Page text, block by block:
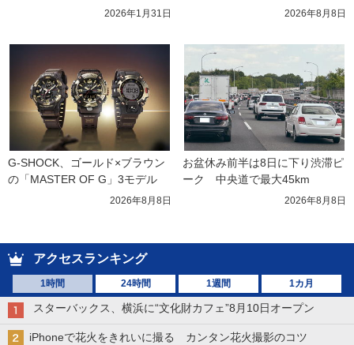
2026年1月31日 2026年8月8日
G-SHOCK、ゴールド×ブラウン
の「MASTER OF G」3モデル
2026年8月8日
お盆休み前半は8日に下り渋滞ピ
ーク　中央道で最大45km
2026年8月8日
アクセスランキング
1時間 24時間 1週間 1カ月
スターバックス、横浜に“文化財カフェ”8月10日オープン
iPhoneで花火をきれいに撮る カンタン花火撮影のコツ